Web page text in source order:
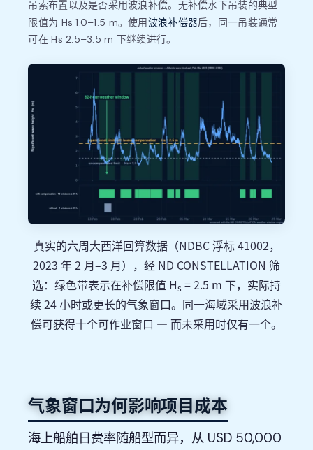
吊索布置以及是否采用波浪补偿。无补偿水下吊装的典型
限值为 Hs 1.0–1.5 m。使用波浪补偿器后，同一吊装通常
可在 Hs 2.5–3.5 m 下继续进行。
真实的六周大西洋回算数据（NDBC 浮标 41002，
2023 年 2 月–3 月），经 ND CONSTELLATION 筛
选：绿色带表示在补偿限值 Hs = 2.5 m 下，实际持
续 24 小时或更长的气象窗口。同一海域采用波浪补
偿可获得十个可作业窗口 — 而未采用时仅有一个。
气象窗口为何影响项目成本
海上船舶日费率随船型而异，从 USD 50,000